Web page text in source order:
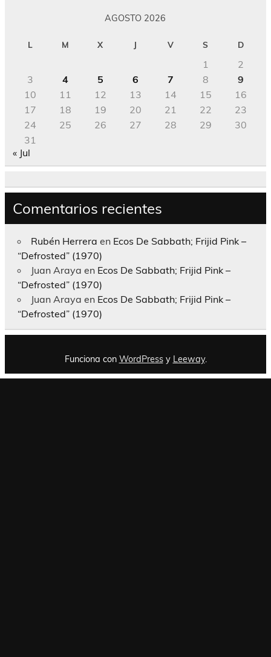
AGOSTO 2026
L M X J V S D
1
2
3
4 5 6 7 8
9
10
11 12 13 14 15
16
17
18 19 20 21 22
23
24
25 26 27 28 29
30
31
« Jul
Comentarios recientes
Rubén Herrera en Ecos De Sabbath; Frijid Pink –
“Defrosted” (1970)
Juan Araya en Ecos De Sabbath; Frijid Pink –
“Defrosted” (1970)
Juan Araya en Ecos De Sabbath; Frijid Pink –
“Defrosted” (1970)
Funciona con WordPressy Leeway.